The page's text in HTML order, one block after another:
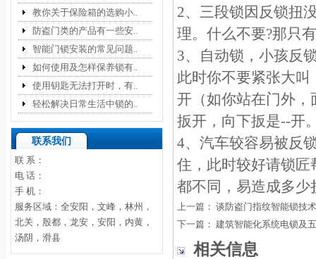
教你关于保险箱的选购小..
防盗门类的产品有一些安..
智能门锁安装的常见问题..
如何使用及怎样保养锁有..
使用钥匙无法打开时，有..
轻松解决日常生活中锁的..
联系我们
联 系：
电 话：
手 机：
服务区域：全安阳，文峰，林州，
北关，殷都，龙安，安阳，内黄，
汤阴，滑县
2、三段锁因反锁扭
理。什么不要?那只
3、自动锁，小孩反
此时你不要紧张大
开（如你站在门外
扳开，向下扳是--开
4、汽车较容易被反
住，此时较好请锁
都不同，易造成多
上一篇： 谈防盗门指纹智能锁技术
下一篇： 建筑智能化系统电锁及
相关信息